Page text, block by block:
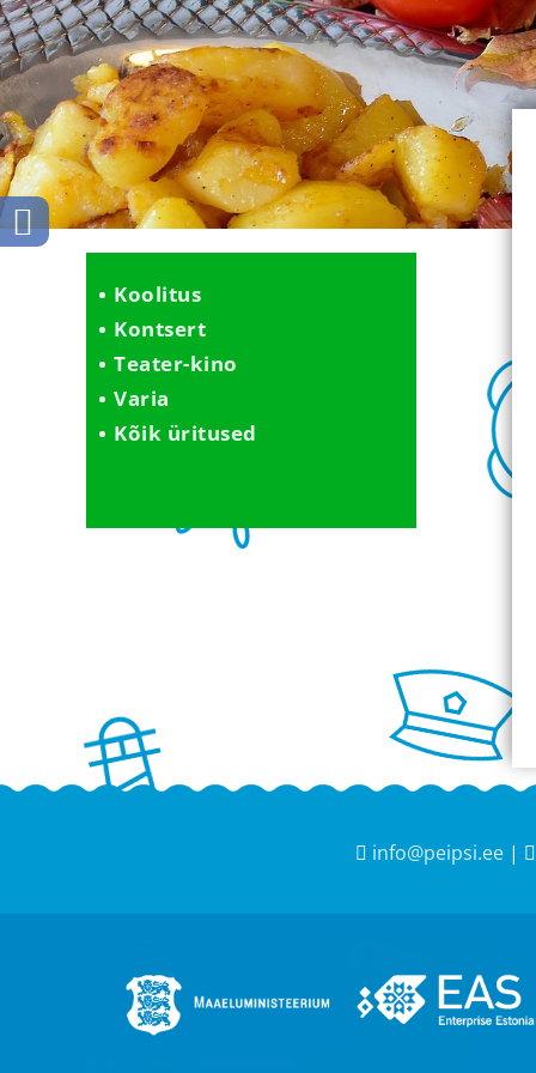
Koolitus
Kontsert
Teater-kino
Varia
Kõik üritused
info@peipsi.ee |